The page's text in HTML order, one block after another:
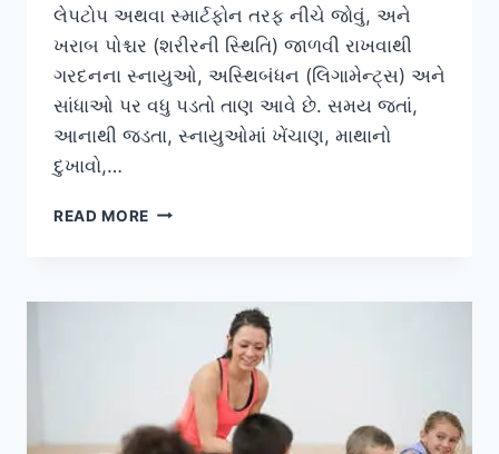
લેપટોપ અથવા સ્માર્ટફોન તરફ નીચે જોવું, અને
ખરાબ પોશ્ચર (શરીરની સ્થિતિ) જાળવી રાખવાથી
ગરદનના સ્નાયુઓ, અસ્થિબંધન (લિગામેન્ટ્સ) અને
સાંધાઓ પર વધુ પડતો તાણ આવે છે. સમય જતાં,
આનાથી જડતા, સ્નાયુઓમાં ખેંચાણ, માથાનો
દુખાવો,…
READ MORE ઑફિસ
દુખાવાની
ઘટાડવા
મુદ્રા
(પોશ્ચર)